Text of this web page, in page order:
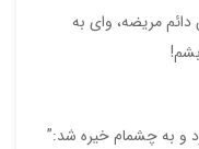
دائم مریضه، وای به
و به چشمام خیره شد:”